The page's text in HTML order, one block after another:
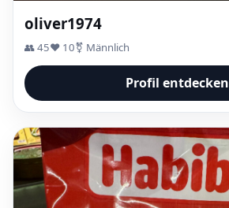
oliver1974
👥 45❤️ 10⚧ Männlich
Profil entdecken